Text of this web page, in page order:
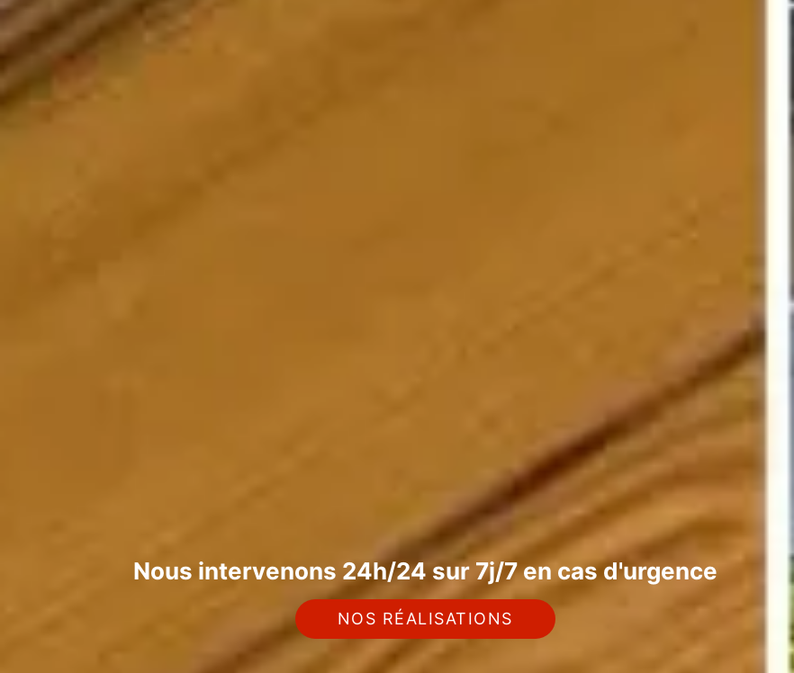
Nous intervenons 24h/24 sur 7j/7 en cas d'urgence
NOS RÉALISATIONS